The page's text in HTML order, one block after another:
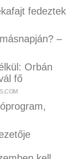
fedeztek
–
Orbán
fő